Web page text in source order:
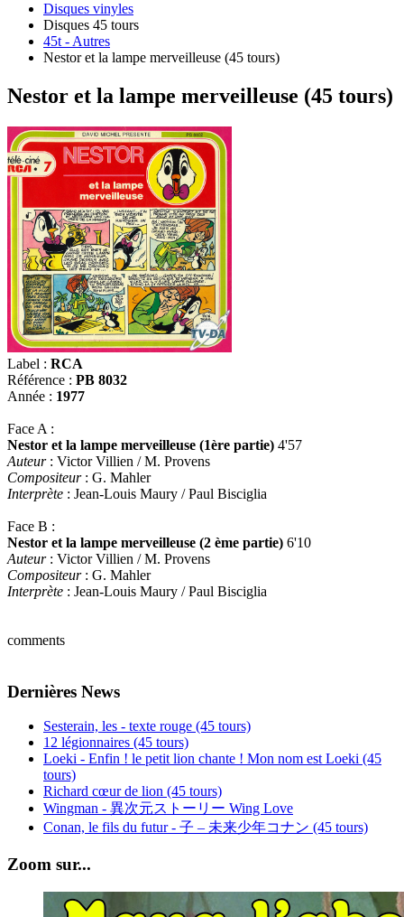
Disques vinyles
Disques 45 tours
45t - Autres
Nestor et la lampe merveilleuse (45 tours)
Nestor et la lampe merveilleuse (45 tours)
Label : RCA
Référence : PB 8032
Année : 1977
Face A :
Nestor et la lampe merveilleuse (1ère partie) 4'57
Auteur: Victor Villien / M. Provens
Compositeur: G. Mahler
Interprète : Jean-Louis Maury / Paul Bisciglia
Face B :
Nestor et la lampe merveilleuse (2 ème partie) 6'10
Auteur: Victor Villien / M. Provens
Compositeur: G. Mahler
Interprète : Jean-Louis Maury / Paul Bisciglia
comments
Dernières News
Sesterain, les - texte rouge (45 tours)
12 légionnaires (45 tours)
Loeki - Enfin ! le petit lion chante ! Mon nom est Loeki (45
tours)
Richard cœur de lion (45 tours)
Wingman - 異次元ストーリー Wing Love
Conan, le fils du futur - 子 – 未来少年コナン (45 tours)
Zoom sur...